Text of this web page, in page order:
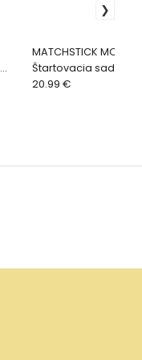
MATCHSTICK MONKEY
Štartovacia sada,
20.99 €